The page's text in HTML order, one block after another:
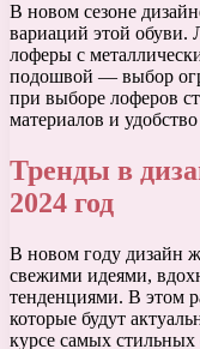
В новом сезоне
вариаций этой обуви.
лоферы с
подошвой — выбор
при выборе лоферов
материалов и
Тренды в
2024 год
В новом году дизайн
свежими идеями,
тенденциями. В этом
которые будут
курсе самых